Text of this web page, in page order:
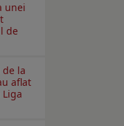
unei
de
la
aflat